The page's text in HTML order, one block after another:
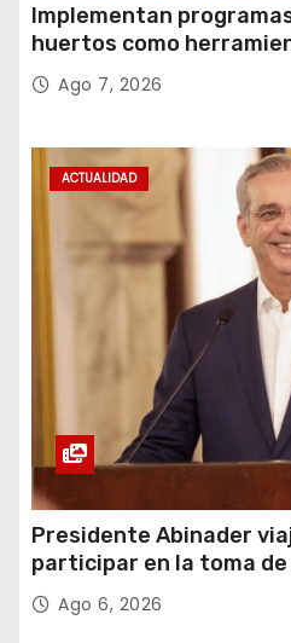
Implementan
huertos como
recuperación y la
Ago 7, 2026
ACTUALIDAD
Presidente Abinader
participar en la toma de
Abelardo de la Espriella
Ago 6, 2026